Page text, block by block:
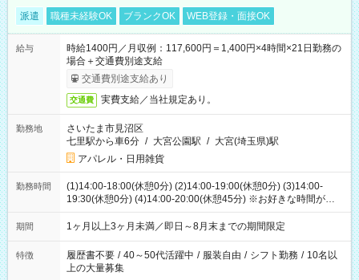
派遣 職種未経験OK ブランクOK WEB登録・面接OK
給与
時給1400円／月収例：117,600円＝1,400円×4時間×21日勤務の
場合＋交通費別途支給
交通費別途支給あり
交通費 実費支給／当社規定あり。
勤務地
さいたま市見沼区
七里駅から車6分 / 大宮公園駅 / 大宮(埼玉県)駅
アパレル・日用雑貨
勤務時間
(1)14:00-18:00(休憩0分) (2)14:00-19:00(休憩0分) (3)14:00-
19:30(休憩0分) (4)14:00-20:00(休憩45分) ※お好きな時間が選べ
ます
期間 1ヶ月以上3ヶ月未満／即日～8月末までの期間限定
特徴 履歴書不要 / 40～50代活躍中 / 服装自由 / シフト勤務 / 10名以
上の大量募集